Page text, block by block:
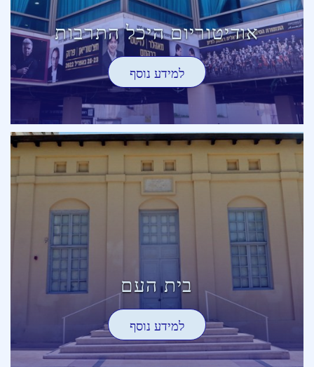
אודיטוריום היכל התרבות
למידע נוסף
בית העם
למידע נוסף